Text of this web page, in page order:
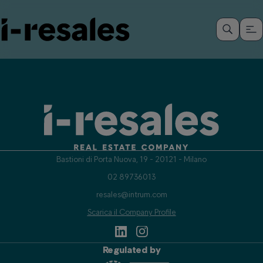
Bastioni di Porta Nuova, 19 - 20121 - Milano
02 89736013
resales@intrum.com
Scarica il Company Profile
Regulated by